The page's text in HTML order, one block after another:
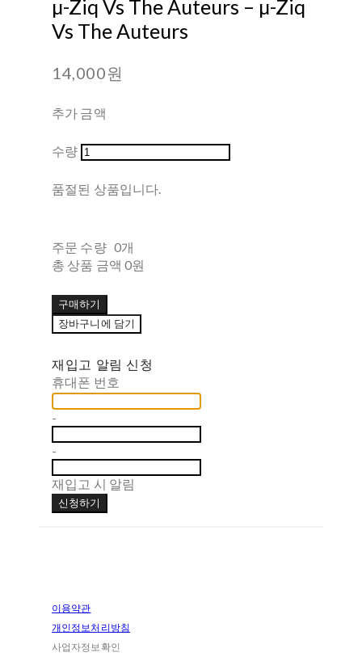
µ-Ziq Vs The Auteurs – µ-Ziq
Vs The Auteurs
14,000원
추가 금액
수량
품절된 상품입니다.
주문 수량 0개
총 상품 금액 0원
구매하기
장바구니에 담기
재입고 알림 신청
휴대폰 번호
-
-
재입고 시 알림
신청하기
이용약관
개인정보처리방침
사업자정보확인